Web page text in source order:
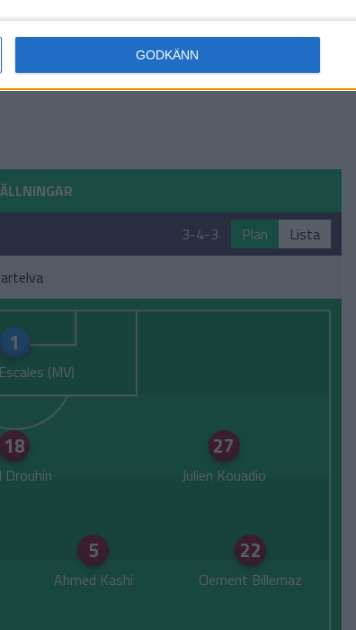
GODKÄNN
3-4-3 Plan
Lista
1
18
Drouhin
27
Julien Kouadio
5
Ahmed Kashi
22
Clement Billemaz